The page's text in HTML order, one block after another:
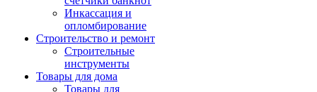
Инкассация и
опломбирование
Строительство и ремонт
Строительные
инструменты
Товары для дома
Товары для